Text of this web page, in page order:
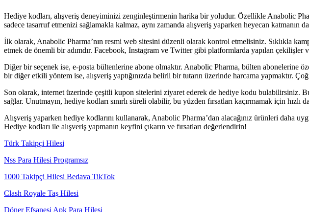
Hediye kodları, alışveriş deneyiminizi zenginleştirmenin harika bir yoludur. Özellikle Anabolic
sadece tasarruf etmenizi sağlamakla kalmaz, aynı zamanda alışveriş yaparken heyecan
İlk olarak, Anabolic Pharma’nın resmi web sitesini düzenli olarak kontrol etmelisiniz. Sıklıkla
etmek de önemli bir adımdır. Facebook, Instagram ve Twitter gibi platformlarda yapılan çekilişler
Diğer bir seçenek ise, e-posta bültenlerine abone olmaktır. Anabolic Pharma, bülten abonelerine
bir diğer etkili yöntem ise, alışveriş yaptığınızda belirli bir tutarın üzerinde harcama yapmaktır.
Son olarak, internet üzerinde çeşitli kupon sitelerini ziyaret ederek de hediye kodu bulabilirsiniz.
sağlar. Unutmayın, hediye kodları sınırlı süreli olabilir, bu yüzden fırsatları kaçırmamak için hızlı
Alışveriş yaparken hediye kodlarını kullanarak, Anabolic Pharma’dan alacağınız ürünleri
Hediye kodları ile alışveriş yapmanın keyfini çıkarın ve fırsatları değerlendirin!
Türk Takipçi Hilesi
Nss Para Hilesi Programsız
1000 Takipçi Hilesi Bedava TikTok
Clash Royale Taş Hilesi
Döner Efsanesi Apk Para Hilesi